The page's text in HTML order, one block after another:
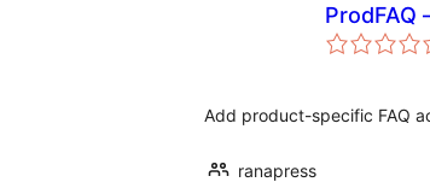
ProdFAQ
Add product-specific FAQ
ranapress